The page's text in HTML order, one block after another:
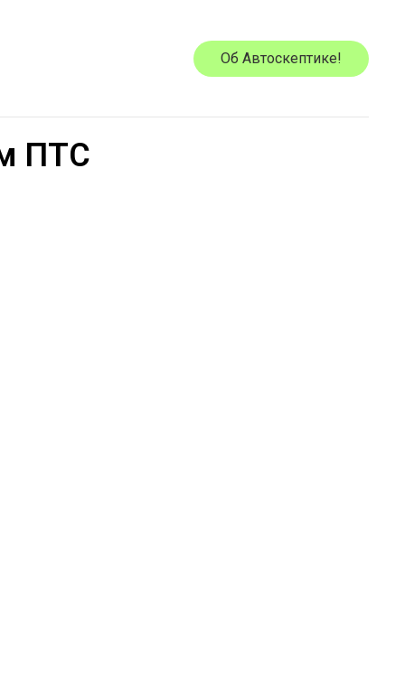
Об Автоскептике!
ПТС